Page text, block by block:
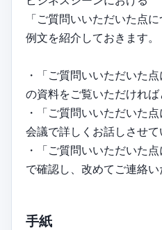
「ご質問いいただいた点
例文を紹介しておきます。
・「ご質問いいただいた
の資料をご覧いただければ
・「ご質問いいただいた
会議で詳しくお話しさせて
・「ご質問いいただいた
で確認し、改めてご連絡い
手紙